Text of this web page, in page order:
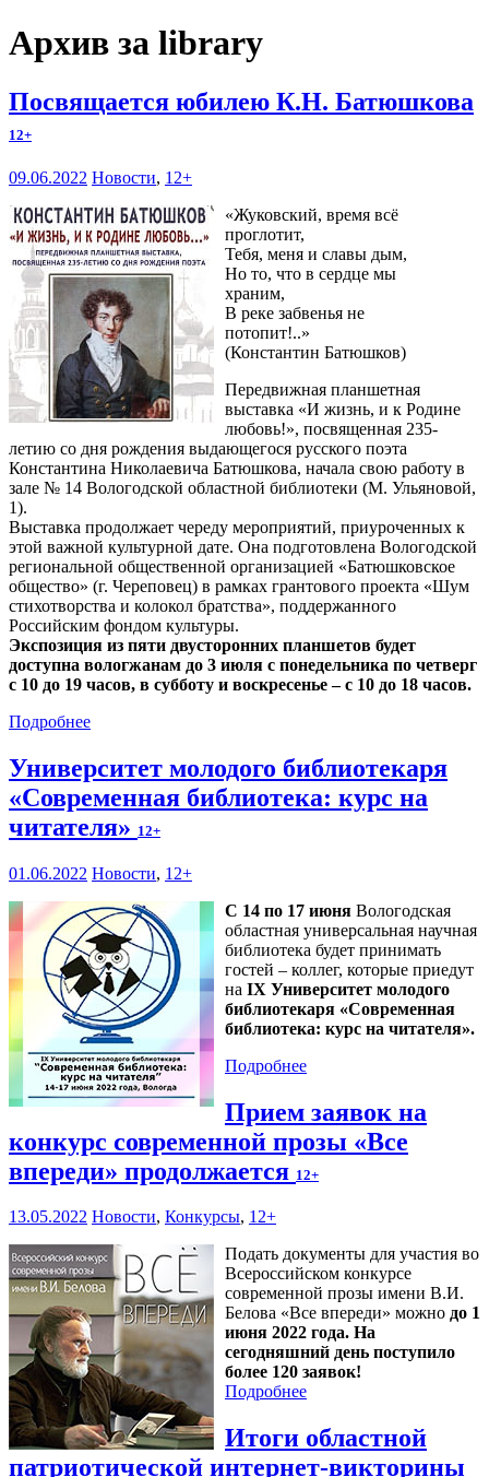
Архив за library
Посвящается юбилею К.Н. Батюшкова
12+
09.06.2022 Новости, 12+
«Жуковский, время всё
проглотит,
Тебя, меня и славы дым,
Но то, что в сердце мы
храним,
В реке забвенья не
потопит!..»
(Константин Батюшков)
Передвижная планшетная
выставка «И жизнь, и к Родине
любовь!», посвященная 235-
летию со дня рождения выдающегося русского поэта
Константина Николаевича Батюшкова, начала свою работу в
зале № 14 Вологодской областной библиотеки (М. Ульяновой,
1).
Выставка продолжает череду мероприятий, приуроченных к
этой важной культурной дате. Она подготовлена Вологодской
региональной общественной организацией «Батюшковское
общество» (г. Череповец) в рамках грантового проекта «Шум
стихотворства и колокол братства», поддержанного
Российским фондом культуры.
Экспозиция из пяти двусторонних планшетов будет
доступна вологжанам до 3 июля с понедельника по четверг
с 10 до 19 часов, в субботу и воскресенье – с 10 до 18 часов.
Подробнее
Университет молодого библиотекаря
«Современная библиотека: курс на
читателя» 12+
01.06.2022 Новости, 12+
С 14 по 17 июня Вологодская
областная универсальная научная
библиотека будет принимать
гостей – коллег, которые приедут
на IX Университет молодого
библиотекаря «Современная
библиотека: курс на читателя».
Подробнее
Прием заявок на
конкурс современной прозы «Все
впереди» продолжается 12+
13.05.2022 Новости, Конкурсы, 12+
Подать документы для участия во
Всероссийском конкурсе
современной прозы имени В.И.
Белова «Все впереди» можно до 1
июня 2022 года. На
сегодняшний день поступило
более 120 заявок!
Подробнее
Итоги областной
патриотической интернет-викторины